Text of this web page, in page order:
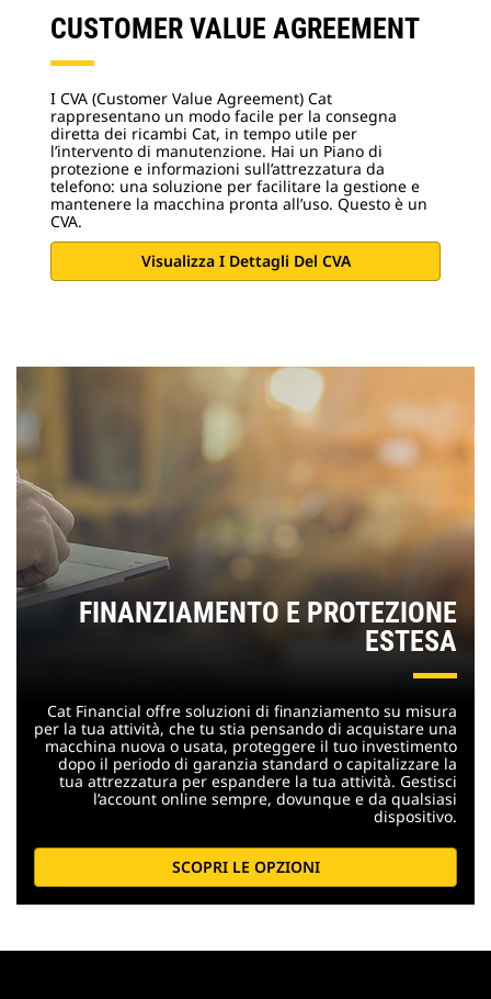
CUSTOMER VALUE AGREEMENT
I CVA (Customer Value Agreement) Cat
rappresentano un modo facile per la consegna
diretta dei ricambi Cat, in tempo utile per
l’intervento di manutenzione. Hai un Piano di
protezione e informazioni sull’attrezzatura da
telefono: una soluzione per facilitare la gestione e
mantenere la macchina pronta all’uso. Questo è un
CVA.
Visualizza I Dettagli Del CVA
FINANZIAMENTO E PROTEZIONE
ESTESA
Cat Financial offre soluzioni di finanziamento su misura
per la tua attività, che tu stia pensando di acquistare una
macchina nuova o usata, proteggere il tuo investimento
dopo il periodo di garanzia standard o capitalizzare la
tua attrezzatura per espandere la tua attività. Gestisci
l’account online sempre, dovunque e da qualsiasi
dispositivo.
SCOPRI LE OPZIONI